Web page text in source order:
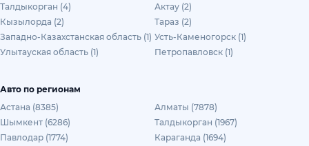
Талдыкорган (4)
Актау (2)
Кызылорда (2)
Тараз (2)
Западно-Казахстанская область (1) Усть-Каменогорск (1)
Улытауская область (1)
Петропавловск (1)
Авто по регионам
Астана (8385)
Алматы (7878)
Шымкент (6286)
Талдыкорган (1967)
Павлодар (1774)
Караганда (1694)